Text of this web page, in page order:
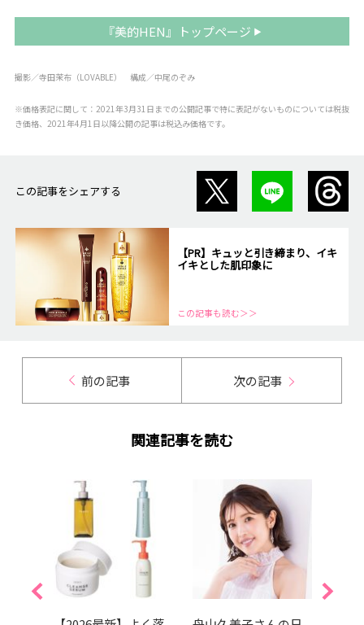
『美的HEN』トップページ
撮影／寺田茉布（LOVABLE） 構成／中尾のぞみ
※価格表記に関して：2021年3月31日までの公開記事で特に表記がないものについては税抜
き価格、2021年4月1日以降公開の記事は税込み価格です。
この記事をシェアする
【PR】キュッと引き締まり、イキ
イキとした肌印象に
この記事も読む＞＞
前の記事 次の記事
関連記事を読む